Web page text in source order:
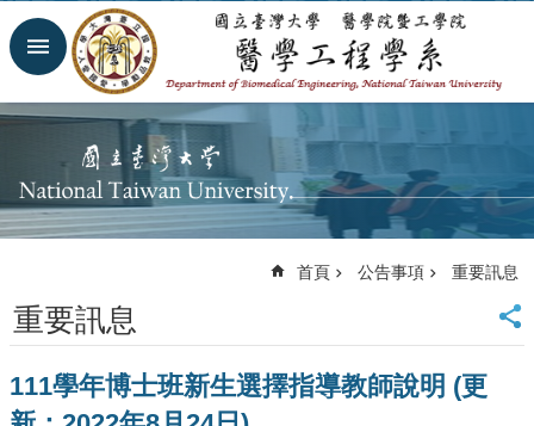
跳到主要內容區塊
進
搜
首
頁
導
覽
大
首頁 公告事項 重要訊息
重要訊息
111學年博士班新生選擇指導教師說明 (更